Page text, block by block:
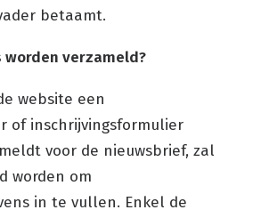
betaamt.
worden verzameld?
website een
of inschrijvingsformulier
voor de nieuwsbrief, zal
worden om
in te vullen. Enkel de